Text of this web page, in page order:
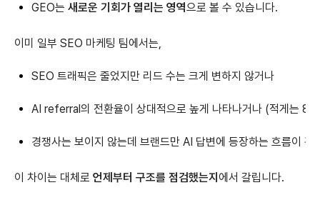
GEO는 새로운 기회가 열리는 영역으로 볼 수 있습니다.
이미 일부 SEO 마케팅 팀에서는,
SEO 트래픽은 줄었지만 리드 수는 크게 변하지 않거나
AI referral의 전환율이 상대적으로 높게 나타나거나 (적게는 8
경쟁사는 보이지 않는데 브랜드만 AI 답변에 등장하는 흐름이 관
이 차이는 대체로 언제부터 구조를 점검했는지 에서 갈립니다.